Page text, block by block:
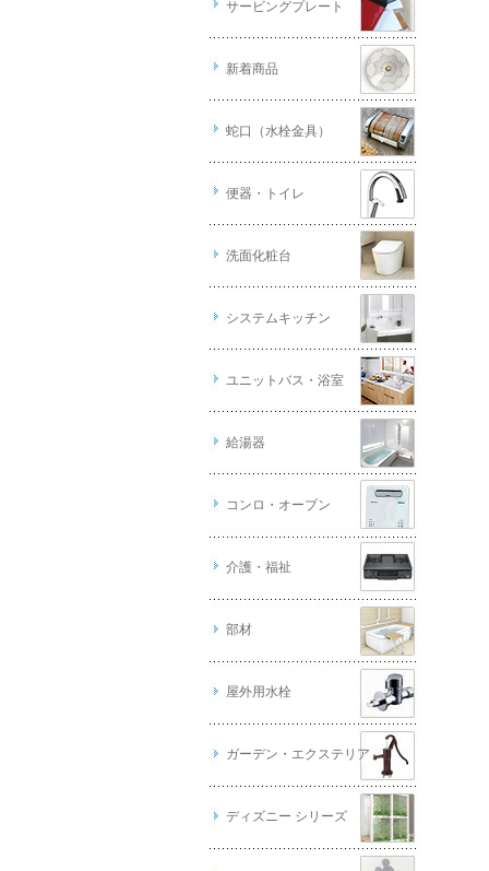
サービングプレート
新着商品
蛇口（水栓金具）
便器・トイレ
洗面化粧台
システムキッチン
ユニットバス・浴室
給湯器
コンロ・オーブン
介護・福祉
部材
屋外用水栓
ガーデン・エクステリア
ディズニー シリーズ